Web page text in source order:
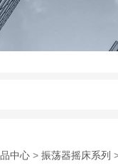
中心 >振荡器摇床系列